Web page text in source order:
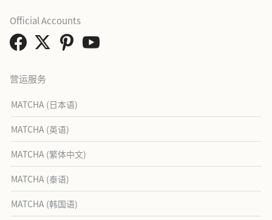
营运服务
MATCHA (日本语)
MATCHA (英语)
MATCHA (繁体中文)
MATCHA (泰语)
MATCHA (韩国语)
Official Accounts